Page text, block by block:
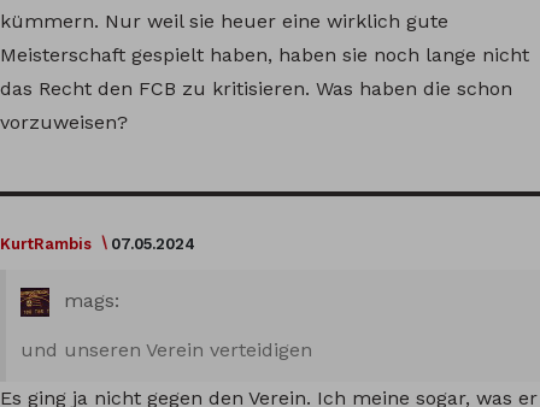
kümmern. Nur weil sie heuer eine wirklich gute
Meisterschaft gespielt haben, haben sie noch lange nicht
das Recht den FCB zu kritisieren. Was haben die schon
vorzuweisen?
KurtRambis 07.05.2024
mags:
und unseren Verein verteidigen
Es ging ja nicht gegen den Verein. Ich meine sogar, was er